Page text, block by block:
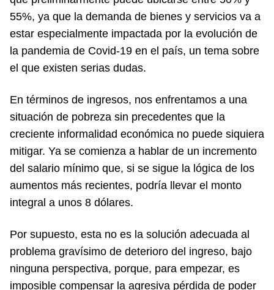
55%, ya que la demanda de bienes y servicios va a
estar especialmente impactada por la evolución de
la pandemia de Covid-19 en el país, un tema sobre
el que existen serias dudas.
En términos de ingresos, nos enfrentamos a una
situación de pobreza sin precedentes que la
creciente informalidad económica no puede siquiera
mitigar. Ya se comienza a hablar de un incremento
del salario mínimo que, si se sigue la lógica de los
aumentos más recientes, podría llevar el monto
integral a unos 8 dólares.
Por supuesto, esta no es la solución adecuada al
problema gravísimo de deterioro del ingreso, bajo
ninguna perspectiva, porque, para empezar, es
imposible compensar la agresiva pérdida de poder